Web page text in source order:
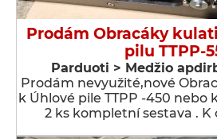
Prodám Obracáky
pilu TTPP-
Parduoti > Medžio
Prodám nevyužité,nové
k Úhlové pile TTPP -450 nebo
2 ks kompletní sestava . K